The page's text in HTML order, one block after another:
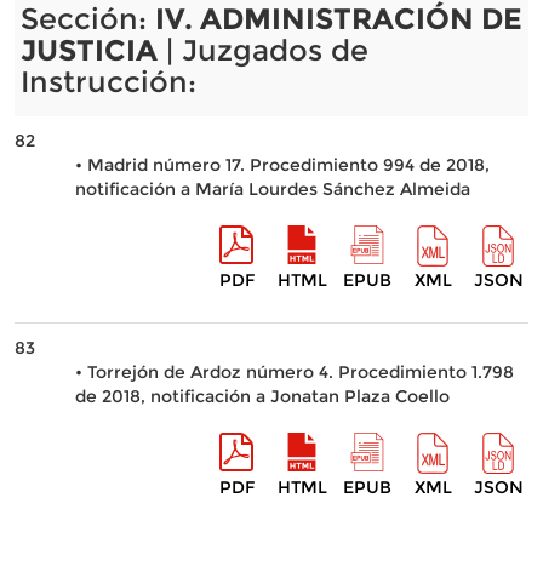
Sección: IV. ADMINISTRACIÓN DE
JUSTICIA| Juzgados de
Instrucción:
82
• Madrid número 17. Procedimiento 994 de 2018,
notificación a María Lourdes Sánchez Almeida
PDF HTML EPUB XML JSON
83
• Torrejón de Ardoz número 4. Procedimiento 1.798
de 2018, notificación a Jonatan Plaza Coello
PDF HTML EPUB XML JSON